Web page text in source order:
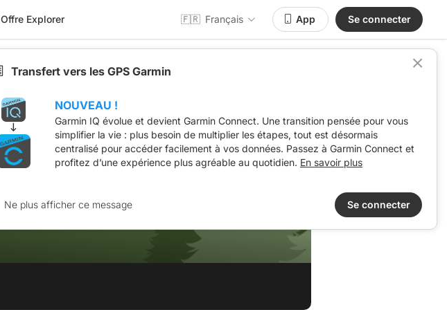
Offre Explorer 🇫🇷 Français App Se connecter
Transfert vers les GPS Garmin
NOUVEAU !
Garmin IQ évolue et devient Garmin Connect. Une transition pensée pour vous
simplifier la vie : plus besoin de multiplier les étapes, tout est désormais
centralisé pour accéder facilement à vos données. Passez à Garmin Connect et
profitez d’une expérience plus agréable au quotidien. En savoir plus
Ne plus afficher ce message Se connecter